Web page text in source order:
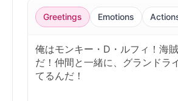
Greetings Emotions